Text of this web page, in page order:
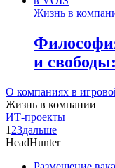
Жизнь в
и
О компаниях в
Жизнь в компании
ИТ-проекты
1 23дальше
HeadHunter